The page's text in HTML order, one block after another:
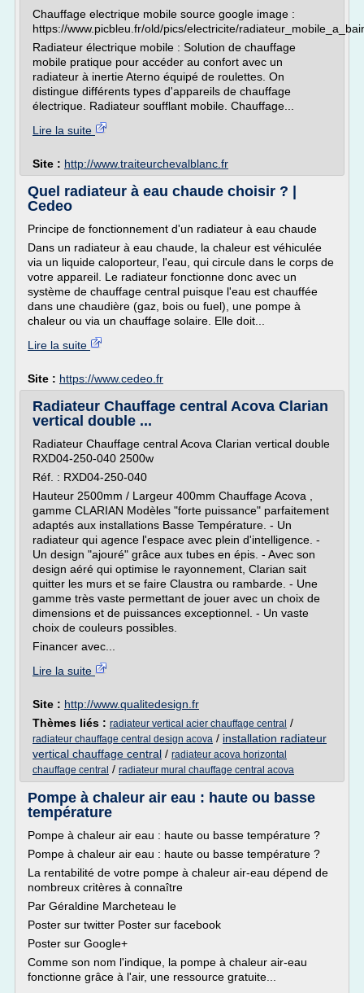
Chauffage electrique mobile source google image :
https://www.picbleu.fr/old/pics/electricite/
Radiateur électrique mobile : Solution de chauffage
mobile pratique pour accéder au confort avec un
radiateur à inertie Aterno équipé de roulettes. On
distingue différents types d'appareils de chauffage
électrique. Radiateur soufflant mobile. Chauffage...
Lire la suite
Site : http://www.traiteurchevalblanc.fr
Quel radiateur à eau chaude choisir ? |
Cedeo
Principe de fonctionnement d'un radiateur à eau chaude
Dans un radiateur à eau chaude, la chaleur est véhiculée
via un liquide caloporteur, l'eau, qui circule dans le corps de
votre appareil. Le radiateur fonctionne donc avec un
système de chauffage central puisque l'eau est chauffée
dans une chaudière (gaz, bois ou fuel), une pompe à
chaleur ou via un chauffage solaire. Elle doit...
Lire la suite
Site : https://www.cedeo.fr
Radiateur Chauffage central Acova Clarian
vertical double ...
Radiateur Chauffage central Acova Clarian vertical double
RXD04-250-040 2500w
Réf. : RXD04-250-040
Hauteur 2500mm / Largeur 400mm Chauffage Acova ,
gamme CLARIAN Modèles "forte puissance" parfaitement
adaptés aux installations Basse Température. - Un
radiateur qui agence l'espace avec plein d'intelligence. -
Un design "ajouré" grâce aux tubes en épis. - Avec son
design aéré qui optimise le rayonnement, Clarian sait
quitter les murs et se faire Claustra ou rambarde. - Une
gamme très vaste permettant de jouer avec un choix de
dimensions et de puissances exceptionnel. - Un vaste
choix de couleurs possibles.
Financer avec...
Lire la suite
Site : http://www.qualitedesign.fr
Thèmes liés : radiateur vertical acier chauffage central /
radiateur chauffage central design acova / installation radiateur
vertical chauffage central / radiateur acova horizontal
chauffage central / radiateur mural chauffage central acova
Pompe à chaleur air eau : haute ou basse
température
Pompe à chaleur air eau : haute ou basse température ?
Pompe à chaleur air eau : haute ou basse température ?
La rentabilité de votre pompe à chaleur air-eau dépend de
nombreux critères à connaître
Par Géraldine Marcheteau le
Poster sur twitter Poster sur facebook
Poster sur Google+
Comme son nom l'indique, la pompe à chaleur air-eau
fonctionne grâce à l'air, une ressource gratuite...